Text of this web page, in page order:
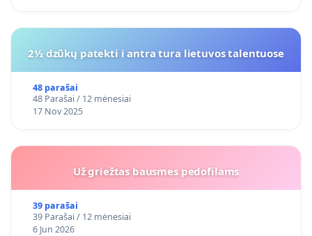
2½ dzūkų patekti i antra tura lietuvos talentuose
48 parašai
48 Parašai / 12 mėnesiai
17 Nov 2025
Už griežtas bausmes pedofilams
39 parašai
39 Parašai / 12 mėnesiai
6 Jun 2026